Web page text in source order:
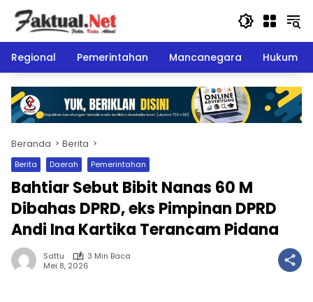
Langsung
konten
Regional
Pemerintahan Mancanegara Hukum
Beranda Berita
Berita Daerah Pemerintahan
Bahtiar Sebut Bibit Nanas 60 M
Dibahas DPRD, eks Pimpinan DPRD
Andi Ina Kartika Terancam Pidana ‎ ‎ ‎
Sattu
3 Min Baca
Mei 8, 2026